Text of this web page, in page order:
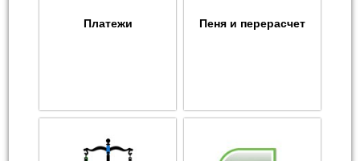
Платежи Пеня и перерасчет